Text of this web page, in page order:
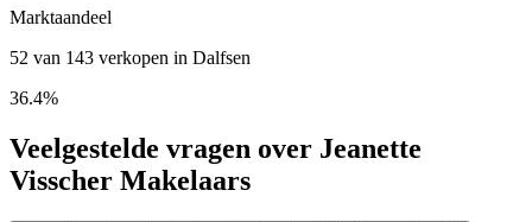
Marktaandeel
52 van 143 verkopen in Dalfsen
36.4%
Veelgestelde vragen over Jeanette
Visscher Makelaars